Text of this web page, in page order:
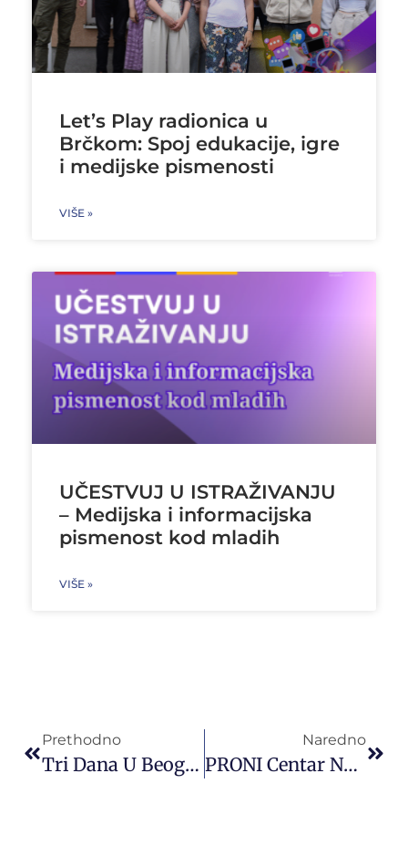
Let’s Play radionica u
Brčkom: Spoj edukacije, igre
i medijske pismenosti
VIŠE »
UČESTVUJ U ISTRAŽIVANJU
– Medijska i informacijska
pismenost kod mladih
VIŠE »
Prethodno
Tri Dana U Beogradu Sa PRONI Centrom Za Omladinski Razvoj
Naredno
PRONI Centar Na Konferenciji U Malti